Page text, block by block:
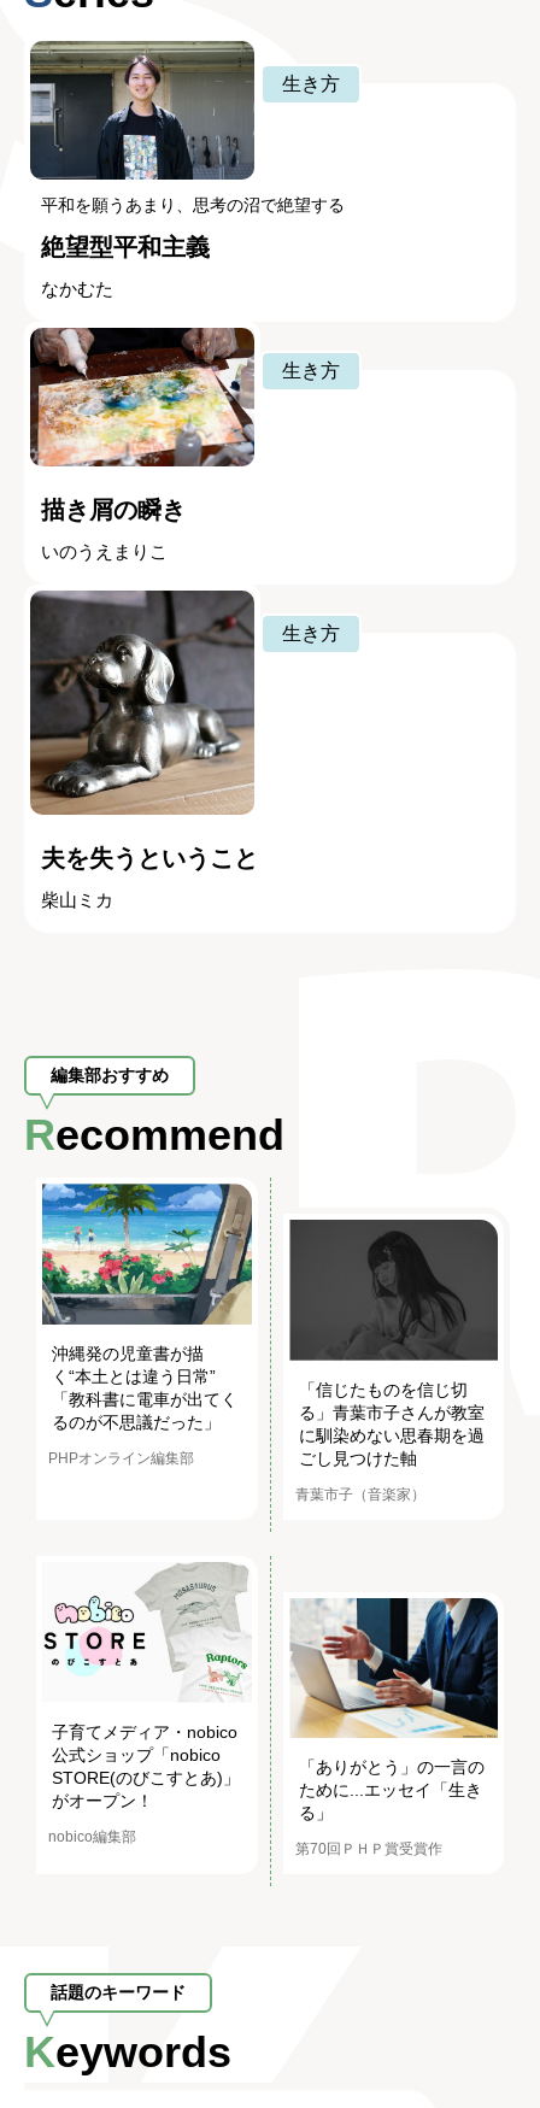
生き方
平和を願うあまり、思考の沼で絶望する
絶望型平和主義
なかむた
生き方
描き屑の瞬き
いのうえまりこ
生き方
夫を失うということ
柴山ミカ
編集部おすすめ
Recommend
沖縄発の児童書が描
く“本土とは違う日常”
「教科書に電車が出てく
るのが不思議だった」
PHPオンライン編集部
「信じたものを信じ切
る」青葉市子さんが教室
に馴染めない思春期を過
ごし見つけた軸
青葉市子（音楽家）
子育てメディア・nobico
公式ショップ「nobico
STORE(のびこすとあ)」
がオープン！
nobico編集部
「ありがとう」の一言の
ために...エッセイ「生き
る」
第70回ＰＨＰ賞受賞作
話題のキーワード
Keywords